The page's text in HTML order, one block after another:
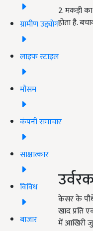
ग्रामीण उद्द्योग
लाइफ स्टाइल
मौसम
कंपनी समाचार
साक्षात्कार
विविध
बाजार
2. मकड़ी
होता है.
केसर के
खाद प्रति
में आखिरी